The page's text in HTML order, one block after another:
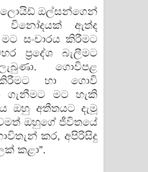
ඔල්සන්ගෙන්
විනෝදයක් ඇත්ද
සංචාරය කිරීමට
ප්‍රදේශ බැලීමට
ගොවිපළ
හා ගොවි
ගැනීමට මට හැකි
ඔහු අතීතයට දැමූ
ඔහුගේ ජීවිතයේ
කර, අපිරිසිදු
කළා”.